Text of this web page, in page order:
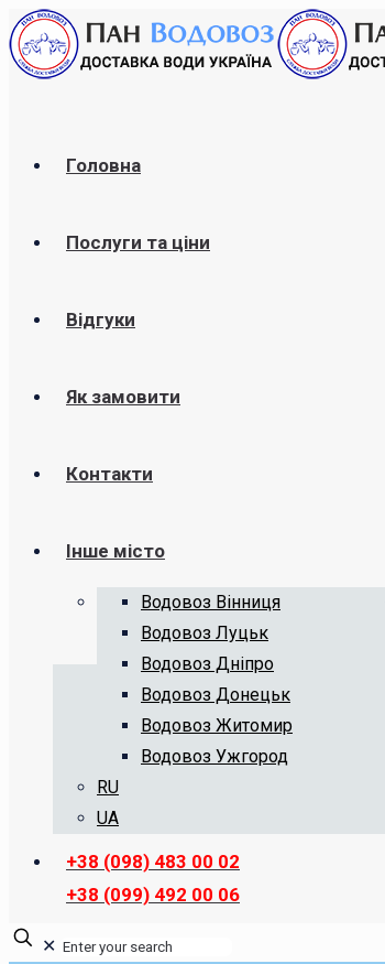
Головна
Послуги та ціни
Відгуки
Як замовити
Контакти
Інше місто
Водовоз Вінниця
Водовоз Луцьк
Водовоз Дніпро
Водовоз Донецьк
Водовоз Житомир
Водовоз Ужгород
RU
UA
+38 (098) 483 00 02
+38 (099) 492 00 06
✕